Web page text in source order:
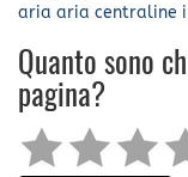
aria aria centraline
Quanto sono
pagina?